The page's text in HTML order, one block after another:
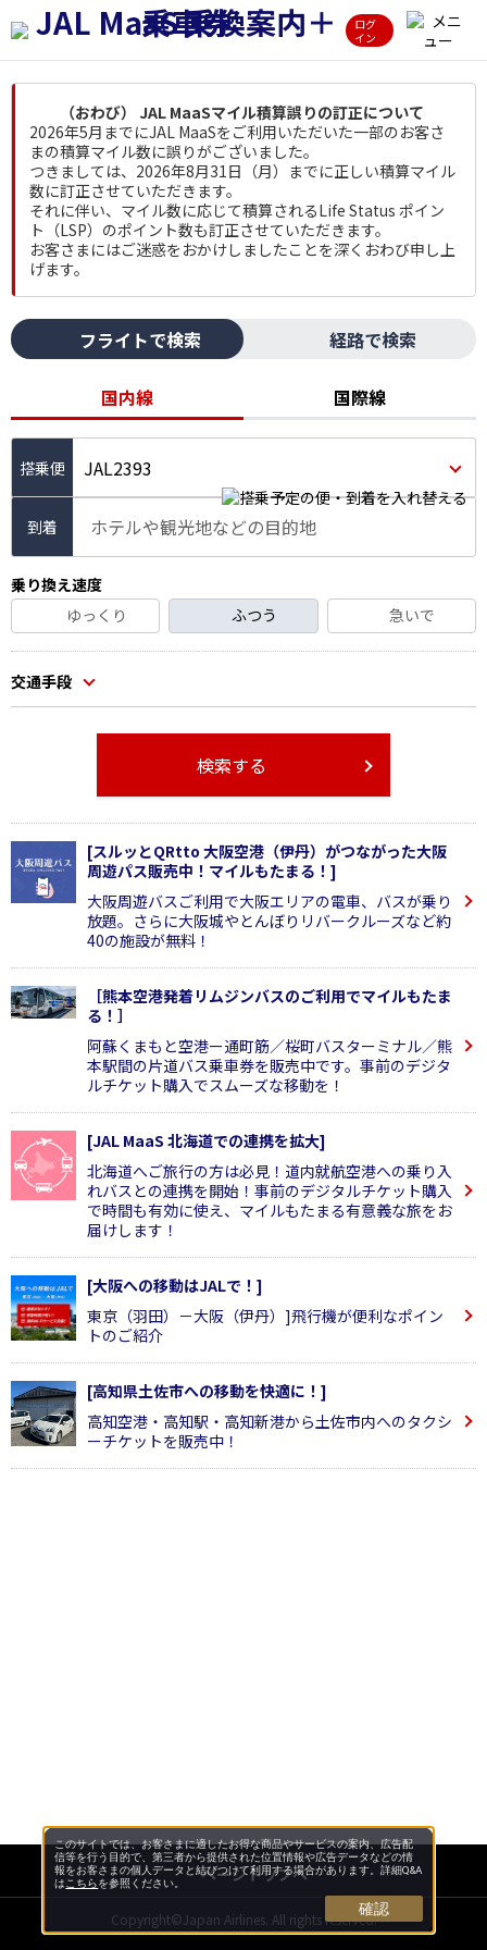
ログ
イン
（おわび） JAL MaaSマイル積算誤りの訂正について
2026年5月までにJAL MaaSをご利用いただいた一部のお客さ
まの積算マイル数に誤りがございました。
つきましては、2026年8月31日（月）までに正しい積算マイル
数に訂正させていただきます。
それに伴い、マイル数に応じて積算されるLife Status ポイン
ト（LSP）のポイント数も訂正させていただきます。
お客さまにはご迷惑をおかけしましたことを深くおわび申し上
げます。
フライトで検索 経路で検索
国内線 国際線
JAL2393
到着 ホテルや観光地などの目的地
乗り換え速度
ゆっくり
ふつう 急いで
交通手段
検索する
[スルッとQRtto 大阪空港（伊丹）がつながった大阪
周遊パス販売中！マイルもたまる！]
大阪周遊バスご利用で大阪エリアの電車、バスが乗り
放題。さらに大阪城やとんぼりリバークルーズなど約
40の施設が無料！
［熊本空港発着リムジンバスのご利用でマイルもたま
る！］
阿蘇くまもと空港ー通町筋／桜町バスターミナル／熊
本駅間の片道バス乗車券を販売中です。事前のデジタ
ルチケット購入でスムーズな移動を！
[JAL MaaS 北海道での連携を拡大]
北海道へご旅行の方は必見！道内就航空港への乗り入
れバスとの連携を開始！事前のデジタルチケット購入
で時間も有効に使え、マイルもたまる有意義な旅をお
届けします！
[大阪への移動はJALで！]
東京（羽田）－大阪（伊丹）]飛行機が便利なポイン
トのご紹介
[高知県土佐市への移動を快適に！]
高知空港・高知駅・高知新港から土佐市内へのタクシ
ーチケットを販売中！
ページトップへ
Copyright©Japan Airlines. All rights reserved.
このサイトでは、お客さまに適したお得な商品やサービスの案内、広告配
信等を行う目的で、第三者から提供された位置情報や広告データなどの情
報をお客さまの個人データと結びつけて利用する場合があります。詳細Q&A
は こちらを参照ください。
確認